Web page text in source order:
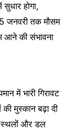
होगा,
जनवरी तक मौसम
आने की संभावना
में भारी गिरावट
की मुस्कान बढ़ा दी
स्थलों और डल